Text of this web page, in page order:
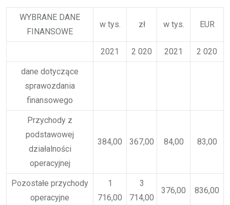
WYBRANE DANE
FINANSOWE
w tys. zł w tys. EUR
2021 2 020 2021 2 020
dane dotyczące
sprawozdania
finansowego
Przychody z
podstawowej
działalności
operacyjnej
384,00 367,00 84,00 83,00
Pozostałe przychody
operacyjne
1
716,00
3
714,00
376,00 836,00